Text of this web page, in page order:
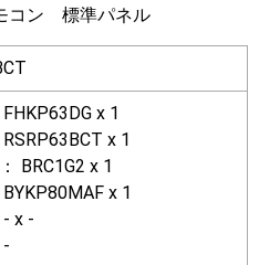
コン 標準パネル
x 1
x 1
BRC1G2 x 1
x 1
x -